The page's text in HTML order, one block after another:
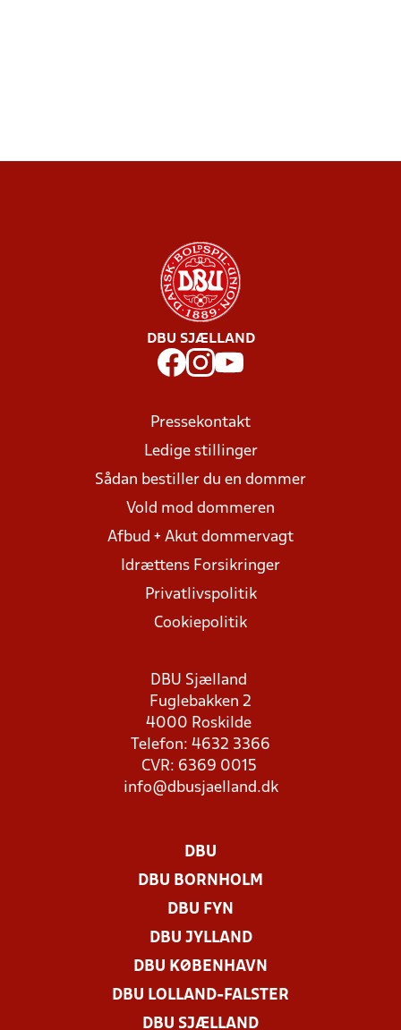
DBU SJÆLLAND
Pressekontakt
Ledige stillinger
Sådan bestiller du en dommer
Vold mod dommeren
Afbud + Akut dommervagt
Idrættens Forsikringer
Privatlivspolitik
Cookiepolitik
DBU Sjælland
Fuglebakken 2
4000 Roskilde
Telefon: 4632 3366
CVR: 6369 0015
info@dbusjaelland.dk
DBU
DBU BORNHOLM
DBU FYN
DBU JYLLAND
DBU KØBENHAVN
DBU LOLLAND-FALSTER
DBU SJÆLLAND